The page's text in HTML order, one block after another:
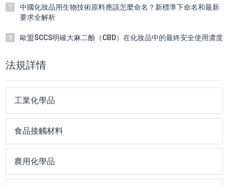
7
中國化妝品用生物技術原料應該怎麼命名？新標準下命名和最新
要求全解析
8 歐盟SCCS明確大麻二酚（CBD）在化妝品中的最終安全使用濃度
法規詳情
工業化學品
食品接觸材料
農用化學品